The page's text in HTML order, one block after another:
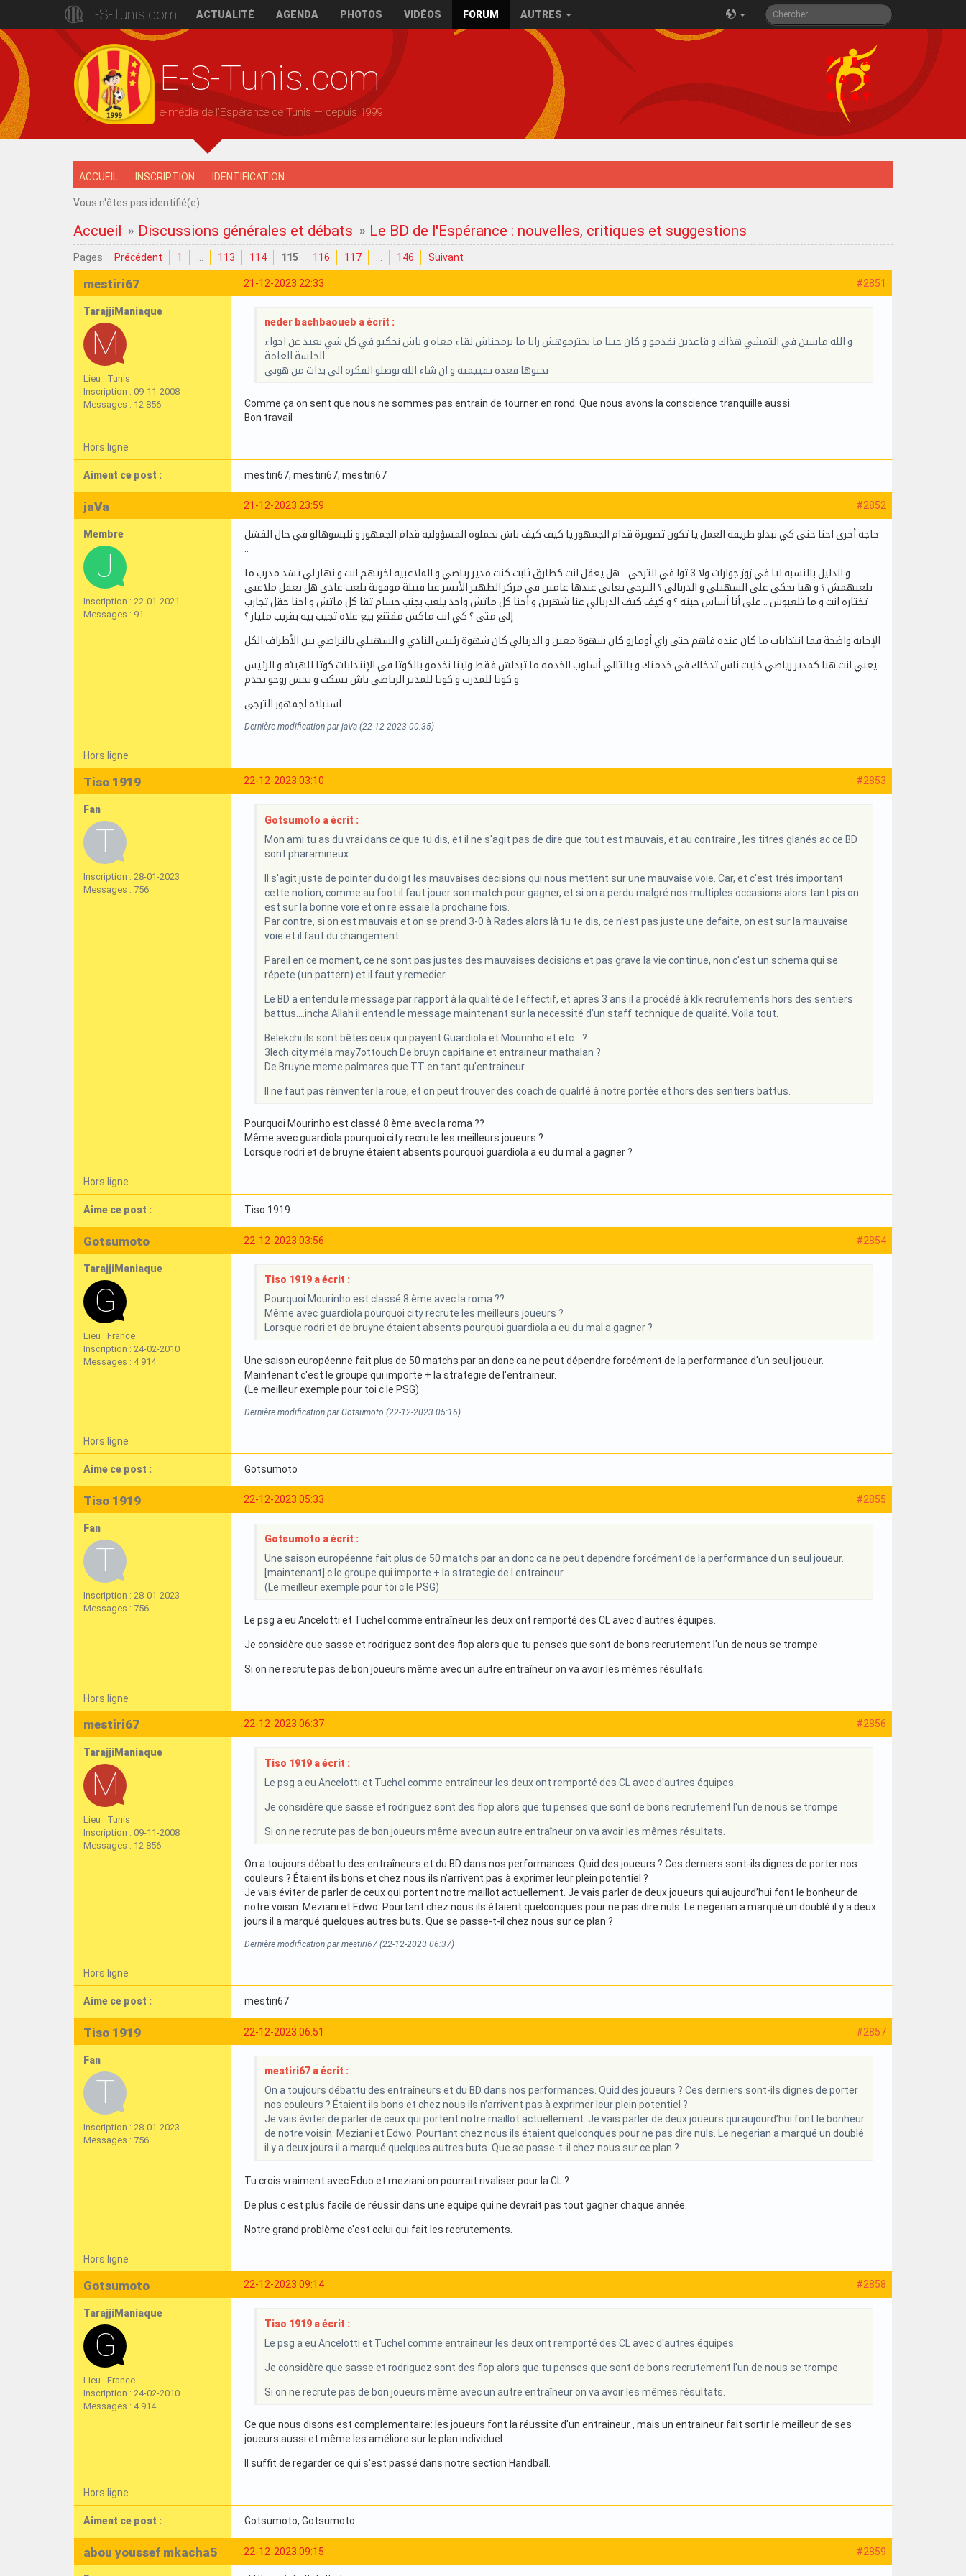
E-S-Tunis.com ACTUALITÉ AGENDA PHOTOS VIDÉOS FORUM AUTRES
E-S-Tunis.com
e-média de l'Espérance de Tunis — depuis 1999
ACCUEIL INSCRIPTION IDENTIFICATION
Vous n'êtes pas identifié(e).
Accueil » Discussions générales et débats » Le BD de l'Espérance : nouvelles, critiques et suggestions
Pages : Précédent 1 113 114 115 116 117 146 Suivant
#2851
21-12-2023 22:33
mestiri67
TarajjiManiaque
Lieu : Tunis
Inscription : 09-11-2008
Messages : 12 856
neder bachbaoueb a écrit :
و الله ماشين في التمشي هذاك و قاعدين نقدمو و كان جينا ما نحترموهش رانا ما برمجناش لقاء معاه و باش نحكيو في كل شي بعيد عن اجواء
الجلسة العامة
نحبوها قعدة تقييمية و ان شاء الله نوصلو الفكرة الي بدات من هوني
Comme ça on sent que nous ne sommes pas entrain de tourner en rond. Que nous avons la conscience tranquille aussi.
Bon travail
Hors ligne
Aiment ce post : mestiri67, mestiri67, mestiri67
#2852
21-12-2023 23:59
jaVa
Membre
Inscription : 22-01-2021
Messages : 91
حاجة أخرى احنا حتى كي نبدلو طريقة العمل يا تكون تصويرة قدام الجمهور يا كيف كيف باش نحملوه المسؤولية قدام الجمهور و نلبسوهالو في حال الفشل
و الدليل بالنسبة ليا في زوز جوارات ولا 3 توا في الترجي .. هل يعقل انت كطارق ثابت كنت مدير رياضي و الملاعبية اخرتهم انت و نهار لي تشد مدرب ما
تلعبهمش ؟ و هنا نحكي على السهيلي و الدربالي ؟ الترجي تعاني عندها عامين في مركز الظهير الأيسر عنا قنبلة موقوتة يلعب غادي هل يعقل ملاعبي
تختاره انت و ما تلعبوش .. على أنا أساس جبته ؟ و كيف كيف الدربالي عنا شهرين و أحنا كل ماتش واحد يلعب بجنب حسام تقا كل ماتش و احنا حقل تجارب
إلى متى ؟ كي انت ماكش مقتنع بيع علاه تجيب بيه بقريب مليار ؟
الإجابة واضحة فما انتدابات ما كان عنده فاهم حتى راي أومارو كان شهوة معين و الدربالي كان شهوة رئيس النادي و السهيلي بالتراضي بين الأطراف الكل
يعني انت هنا كمدير رياضي خليت ناس تدخلك في خدمتك و بالتالي أسلوب الخدمة ما تبدلش فقط ولينا نخدمو بالكوتا في الإنتدابات كوتا للهيئة و الرئيس
و كوتا للمدرب و كوتا للمدير الرياضي باش يسكت و يحس روحو يخدم
استبلاه لجمهور الترجي
Dernière modification par jaVa (22-12-2023 00:35)
Hors ligne
#2853
22-12-2023 03:10
Tiso 1919
Fan
Inscription : 28-01-2023
Messages : 756
Gotsumoto a écrit :
Mon ami tu as du vrai dans ce que tu dis, et il ne s'agit pas de dire que tout est mauvais, et au contraire , les titres glanés ac ce BD
sont pharamineux.
Il s'agit juste de pointer du doigt les mauvaises decisions qui nous mettent sur une mauvaise voie. Car, et c'est trés important
cette notion, comme au foot il faut jouer son match pour gagner, et si on a perdu malgré nos multiples occasions alors tant pis on
est sur la bonne voie et on re essaie la prochaine fois.
Par contre, si on est mauvais et on se prend 3-0 à Rades alors là tu te dis, ce n'est pas juste une defaite, on est sur la mauvaise
voie et il faut du changement
Pareil en ce moment, ce ne sont pas justes des mauvaises decisions et pas grave la vie continue, non c'est un schema qui se
répete (un pattern) et il faut y remedier.
Le BD a entendu le message par rapport à la qualité de l effectif, et apres 3 ans il a procédé à klk recrutements hors des sentiers
battus....incha Allah il entend le message maintenant sur la necessité d'un staff technique de qualité. Voila tout.
Belekchi ils sont bêtes ceux qui payent Guardiola et Mourinho et etc... ?
3lech city méla may7ottouch De bruyn capitaine et entraineur mathalan ?
De Bruyne meme palmares que TT en tant qu'entraineur.
Il ne faut pas réinventer la roue, et on peut trouver des coach de qualité à notre portée et hors des sentiers battus.
Pourquoi Mourinho est classé 8 ème avec la roma ??
Même avec guardiola pourquoi city recrute les meilleurs joueurs ?
Lorsque rodri et de bruyne étaient absents pourquoi guardiola a eu du mal a gagner ?
Hors ligne
Aime ce post : Tiso 1919
#2854
22-12-2023 03:56
Gotsumoto
TarajjiManiaque
Lieu : France
Inscription : 24-02-2010
Messages : 4 914
Tiso 1919 a écrit :
Pourquoi Mourinho est classé 8 ème avec la roma ??
Même avec guardiola pourquoi city recrute les meilleurs joueurs ?
Lorsque rodri et de bruyne étaient absents pourquoi guardiola a eu du mal a gagner ?
Une saison européenne fait plus de 50 matchs par an donc ca ne peut dépendre forcément de la performance d'un seul joueur.
Maintenant c'est le groupe qui importe + la strategie de l'entraineur.
(Le meilleur exemple pour toi c le PSG)
Dernière modification par Gotsumoto (22-12-2023 05:16)
Hors ligne
Aime ce post : Gotsumoto
#2855
22-12-2023 05:33
Tiso 1919
Fan
Inscription : 28-01-2023
Messages : 756
Gotsumoto a écrit :
Une saison européenne fait plus de 50 matchs par an donc ca ne peut dependre forcément de la performance d un seul joueur.
[maintenant] c le groupe qui importe + la strategie de l entraineur.
(Le meilleur exemple pour toi c le PSG)
Le psg a eu Ancelotti et Tuchel comme entraîneur les deux ont remporté des CL avec d'autres équipes.
Je considère que sasse et rodriguez sont des flop alors que tu penses que sont de bons recrutement l'un de nous se trompe
Si on ne recrute pas de bon joueurs même avec un autre entraîneur on va avoir les mêmes résultats.
Hors ligne
#2856
22-12-2023 06:37
mestiri67
TarajjiManiaque
Lieu : Tunis
Inscription : 09-11-2008
Messages : 12 856
Tiso 1919 a écrit :
Le psg a eu Ancelotti et Tuchel comme entraîneur les deux ont remporté des CL avec d'autres équipes.
Je considère que sasse et rodriguez sont des flop alors que tu penses que sont de bons recrutement l'un de nous se trompe
Si on ne recrute pas de bon joueurs même avec un autre entraîneur on va avoir les mêmes résultats.
On a toujours débattu des entraîneurs et du BD dans nos performances. Quid des joueurs ? Ces derniers sont-ils dignes de porter nos
couleurs ? Étaient ils bons et chez nous ils n’arrivent pas à exprimer leur plein potentiel ?
Je vais éviter de parler de ceux qui portent notre maillot actuellement. Je vais parler de deux joueurs qui aujourd’hui font le bonheur de
notre voisin: Meziani et Edwo. Pourtant chez nous ils étaient quelconques pour ne pas dire nuls. Le negerian a marqué un doublé il y a deux
jours il a marqué quelques autres buts. Que se passe-t-il chez nous sur ce plan ?
Dernière modification par mestiri67 (22-12-2023 06:37)
Hors ligne
Aime ce post : mestiri67
#2857
22-12-2023 06:51
Tiso 1919
Fan
Inscription : 28-01-2023
Messages : 756
mestiri67 a écrit :
On a toujours débattu des entraîneurs et du BD dans nos performances. Quid des joueurs ? Ces derniers sont-ils dignes de porter
nos couleurs ? Étaient ils bons et chez nous ils n’arrivent pas à exprimer leur plein potentiel ?
Je vais éviter de parler de ceux qui portent notre maillot actuellement. Je vais parler de deux joueurs qui aujourd’hui font le bonheur
de notre voisin: Meziani et Edwo. Pourtant chez nous ils étaient quelconques pour ne pas dire nuls. Le negerian a marqué un doublé
il y a deux jours il a marqué quelques autres buts. Que se passe-t-il chez nous sur ce plan ?
Tu crois vraiment avec Eduo et meziani on pourrait rivaliser pour la CL ?
De plus c est plus facile de réussir dans une equipe qui ne devrait pas tout gagner chaque année.
Notre grand problème c'est celui qui fait les recrutements.
Hors ligne
#2858
22-12-2023 09:14
Gotsumoto
TarajjiManiaque
Lieu : France
Inscription : 24-02-2010
Messages : 4 914
Tiso 1919 a écrit :
Le psg a eu Ancelotti et Tuchel comme entraîneur les deux ont remporté des CL avec d'autres équipes.
Je considère que sasse et rodriguez sont des flop alors que tu penses que sont de bons recrutement l'un de nous se trompe
Si on ne recrute pas de bon joueurs même avec un autre entraîneur on va avoir les mêmes résultats.
Ce que nous disons est complementaire: les joueurs font la réussite d'un entraineur , mais un entraineur fait sortir le meilleur de ses
joueurs aussi et même les améliore sur le plan individuel.
Il suffit de regarder ce qui s'est passé dans notre section Handball.
Hors ligne
Aiment ce post : Gotsumoto, Gotsumoto
#2859
22-12-2023 09:15
abou youssef mkacha5